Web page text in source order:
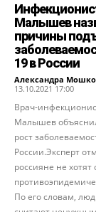
Малышев
причины
19 в России
Александра
13.10.2021 17:00
Врач-
Малышев
рост
России.Эксперт
россияне не хотят
По его словам,